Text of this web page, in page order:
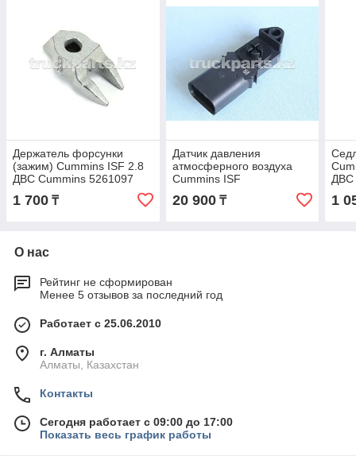
Держатель форсунки
(зажим) Cummins ISF 2.8
ДВС Cummins 5261097
1 700 ₸
Датчик давления
атмосферного воздуха
Cummins ISF
2.8/3.8/ISBe/ISDe/IS ДВС
Cummins 4076493
20 900₸
ДВС
1
О нас
Рейтинг не сформирован
Менее 5 отзывов за последний год
Работает с 25.06.2010
г. Алматы
Алматы, Казахстан
Контакты
Сегодня работает с 09:00 до 17:00
Показать весь график работы